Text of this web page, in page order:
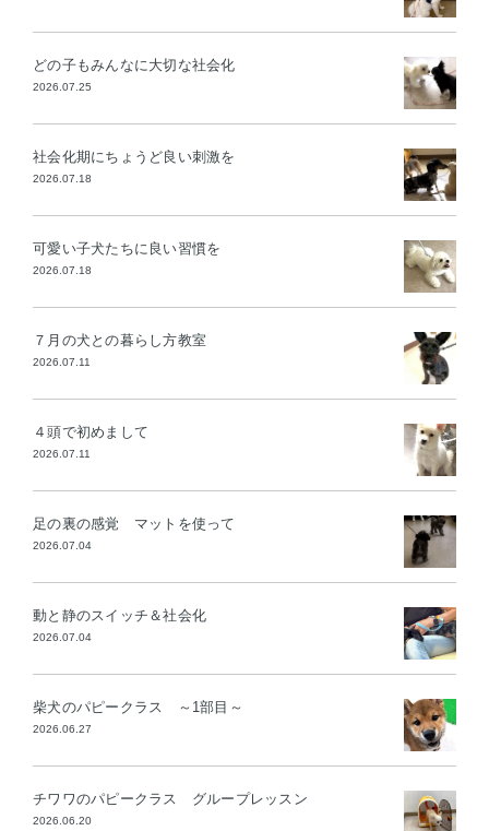
どの子もみんなに大切な社会化
2026.07.25
社会化期にちょうど良い刺激を
2026.07.18
可愛い子犬たちに良い習慣を
2026.07.18
７月の犬との暮らし方教室
2026.07.11
４頭で初めまして
2026.07.11
足の裏の感覚 マットを使って
2026.07.04
動と静のスイッチ＆社会化
2026.07.04
柴犬のパピークラス ～1部目～
2026.06.27
チワワのパピークラス グループレッスン
2026.06.20